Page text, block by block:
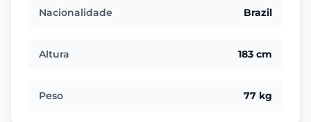
Nacionalidade Brazil
Altura 183 cm
Peso 77 kg